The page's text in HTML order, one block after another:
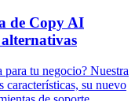
de Copy AI
para tu negocio? Nuestra
características, su nuevo